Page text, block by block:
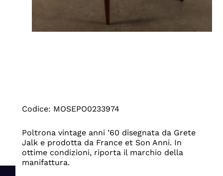
Codice: MOSEPO0233974
Poltrona vintage anni ’60 disegnata da Grete
Jalk e prodotta da France et Son Anni. In
ottime condizioni, riporta il marchio della
manifattura.